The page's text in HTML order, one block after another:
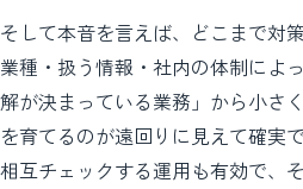
そして本音を言えば、どこまで対
業種・扱う情報・社内の体制によ
解が決まっている業務」から小さ
を育てるのが遠回りに見えて確実
相互チェックする運用も有効で、